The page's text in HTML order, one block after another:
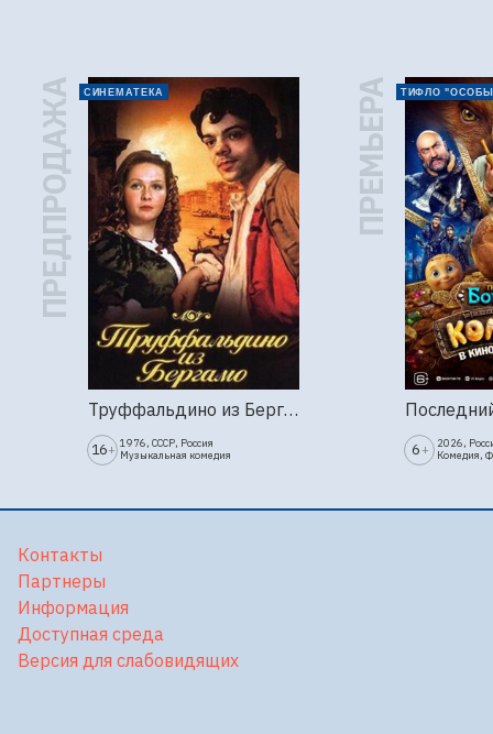
ПРЕДПРОДАЖА СИНЕМАТЕКА
Труффальдино из Бергамо (1976г., Ленфильм, 2 серии)
16+ 1976, СССР, Россия
Музыкальная комедия
ПРЕМЬЕРА ТИФЛО
6 +
2026,
Комедия,
Контакты
Партнеры
Информация
Доступная среда
Версия для слабовидящих